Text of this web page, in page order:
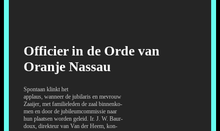
Officier in de Orde van
Oranje Nassau
Spontaan klinkt het
applaus, wanneer de jubilaris en mevrouw
Zaaijer, met familieleden de zaal binnenko-
men en door de jubileumcommissie naar
hun plaatsen worden geleid. Ir. J. W. Baur-
doux, direkteur van Van der Heem, kon-